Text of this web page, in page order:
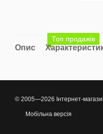
Топ продажів
Опис
© 2005—2026 Інтернет-
Мобільна версія